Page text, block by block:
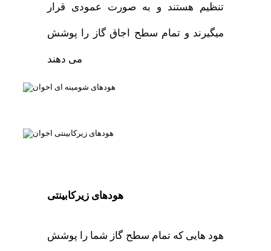
تنظیم هستند و به صورت عمودی قرار
میگیرند و تمام سطح اجاق گاز را پوشش
می دهند
هودهای زیرکابینتی
هود هایی که تمام سطح گاز شما را پوشش